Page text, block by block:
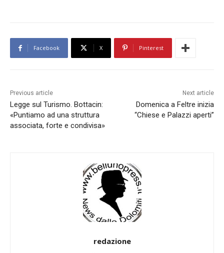
Facebook X Pinterest
Previous article
Legge sul Turismo. Bottacin:
«Puntiamo ad una struttura
associata, forte e condivisa»
Next article
Domenica a Feltre inizia
“Chiese e Palazzi aperti”
redazione